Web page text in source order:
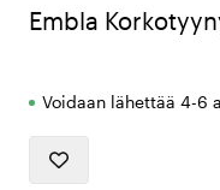
Embla
Voidaan lähettää 4-6